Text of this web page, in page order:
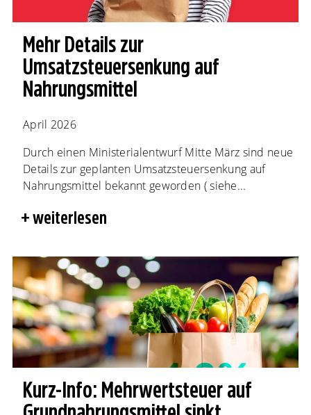
Mehr Details zur
Umsatzsteuersenkung auf
Nahrungsmittel
April 2026
Durch einen Ministerialentwurf Mitte März sind neue
Details zur geplanten Umsatzsteuersenkung auf
Nahrungsmittel bekannt geworden ( siehe...
weiterlesen
Kurz-Info: Mehrwertsteuer auf